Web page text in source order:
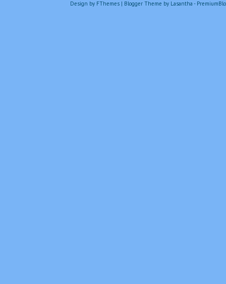
Design by FThemes | Blogger Theme by Lasantha -